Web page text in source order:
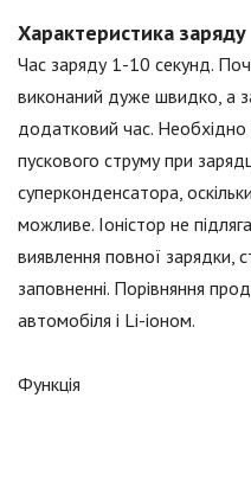
Характеристика заряду
Час заряду 1-10 секунд.
виконаний дуже швидко, а
додатковий час.
пускового струму при
суперконденсатора,
можливе. Іоністор не
виявлення повної зарядки,
заповненні. Порівняння
автомобіля і Li-іоном.
Функція